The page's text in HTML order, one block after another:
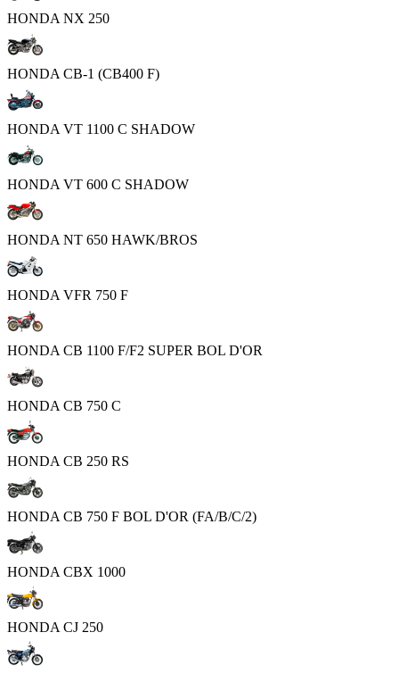
HONDA NX 250
HONDA CB-1 (CB400 F)
HONDA VT 1100 C SHADOW
HONDA VT 600 C SHADOW
HONDA NT 650 HAWK/BROS
HONDA VFR 750 F
HONDA CB 1100 F/F2 SUPER BOL D'OR
HONDA CB 750 C
HONDA CB 250 RS
HONDA CB 750 F BOL D'OR (FA/B/C/2)
HONDA CBX 1000
HONDA CJ 250